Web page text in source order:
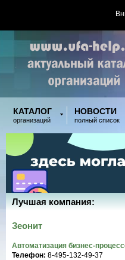
КАТАЛОГ
организаций
НОВОСТИ
полный список
Лучшая компания:
Зеонит
Автоматизация бизнес-
Телефон: 8-495-132-49-37